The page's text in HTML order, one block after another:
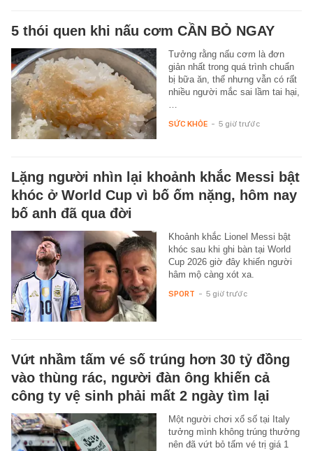
5 thói quen khi nấu cơm CẦN BỎ NGAY
Tưởng rằng nấu cơm là đơn
giản nhất trong quá trình chuẩn
bị bữa ăn, thế nhưng vẫn có rất
nhiều người mắc sai lầm tai hại,
…
SỨC KHỎE - 5 giờ trước
Lặng người nhìn lại khoảnh khắc Messi bật
khóc ở World Cup vì bố ốm nặng, hôm nay
bố anh đã qua đời
Khoảnh khắc Lionel Messi bật
khóc sau khi ghi bàn tại World
Cup 2026 giờ đây khiến người
hâm mộ càng xót xa.
SPORT - 5 giờ trước
Vứt nhầm tấm vé số trúng hơn 30 tỷ đồng
vào thùng rác, người đàn ông khiến cả
công ty vệ sinh phải mất 2 ngày tìm lại
Một người chơi xổ số tại Italy
tưởng mình không trúng thưởng
nên đã vứt bỏ tấm vé trị giá 1